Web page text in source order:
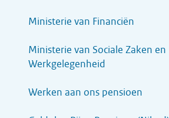
Ministerie van Financiën
Ministerie van Sociale Zaken en
Werkgelegenheid
Werken aan ons pensioen